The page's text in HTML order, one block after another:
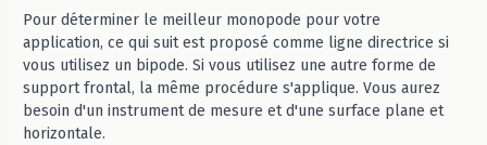
Pour déterminer le meilleur monopode pour votre
application, ce qui suit est proposé comme ligne directrice si
vous utilisez un bipode. Si vous utilisez une autre forme de
support frontal, la même procédure s'applique. Vous aurez
besoin d'un instrument de mesure et d'une surface plane et
horizontale.